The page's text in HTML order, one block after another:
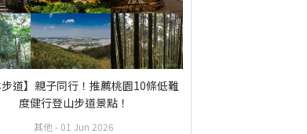
步道】親子同行！推薦桃園10條低難
度健行登山步道景點！
其他 - 01 Jun 2026